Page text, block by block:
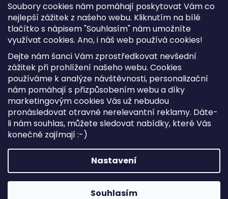
Soubory cookies nám pomáhají poskytovat Vám co
nejlepší zážitek z našeho webu. Kliknutím na bílé
tlačítko s nápisem "Souhlasím" nám umožníte
využívat cookies. Ano, i náš web používá cookies!
Dejte nám šanci Vám zprostředkovat nevšední
zážitek při prohlížení našeho webu. Cookies
používáme k analýze návštěvnosti, personalizační
nám pomáhají s přizpůsobením webu a díky
marketingovým cookies Vás už nebudou
pronásledovat otravné nerelevantní reklamy. Dáte-
li nám souhlas, můžete sledovat nabídky, které Vás
konečně zajímají :-)
Nastavení
Souhlasím
Kontakt
Sitemap
Doprava a Platba
Reklamace Zboží
Obchodní podmínky
iKabelka.cz. Všechna práva vyhrazena.
Upravit nastavení cookies